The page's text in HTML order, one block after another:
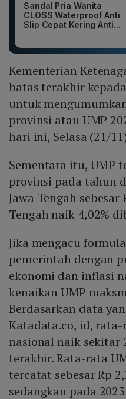
Sandal Pria Wanita
CLOSS Waterproof Anti
Slip Cepat Kering Anti...
Kementerian
batas terakhir
untuk
provinsi atau UMP
hari ini, Selasa (21/
Sementara itu, UMP
provinsi pada tahun
Jawa Tengah sebesar
Tengah naik 4,02%
Jika mengacu
pemerintah dengan
ekonomi dan inflasi
kenaikan UMP
Berdasarkan data
Katadata.co, id, rata-
nasional naik sekitar
terakhir. Rata-rata
tercatat sebesar Rp
sedangkan pada